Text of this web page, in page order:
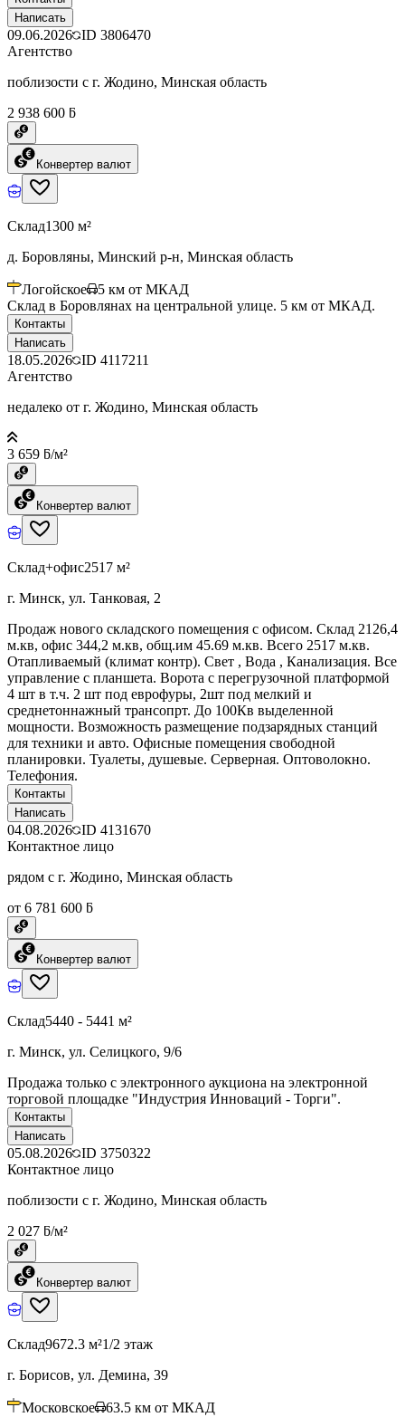
Написать
09.06.2026 ID 3806470
Агентство
поблизости с г. Жодино, Минская область
2 938 600 ƃ
Конвертер валют
Склад1300 м²
д. Боровляны, Минский р-н, Минская область
Логойское 5 км от МКАД
Склад в Боровлянах на центральной улице. 5 км от МКАД.
Контакты
Написать
18.05.2026 ID 4117211
Агентство
недалеко от г. Жодино, Минская область
3 659 ƃ/м²
Конвертер валют
Склад+офис2517 м²
г. Минск, ул. Танковая, 2
Продаж нового складского помещения с офисом. Склад 2126,4
м.кв, офис 344,2 м.кв, общ.им 45.69 м.кв. Всего 2517 м.кв.
Отапливаемый (климат контр). Свет , Вода , Канализация. Все
управление с планшета. Ворота с перегрузочной платформой
4 шт в т.ч. 2 шт под еврофуры, 2шт под мелкий и
среднетоннажный трансопрт. До 100Кв выделенной
мощности. Возможность размещение подзарядных станций
для техники и авто. Офисные помещения свободной
планировки. Туалеты, душевые. Серверная. Оптоволокно.
Телефония.
Контакты
Написать
04.08.2026 ID 4131670
Контактное лицо
рядом с г. Жодино, Минская область
от 6 781 600 ƃ
Конвертер валют
Склад5440 - 5441 м²
г. Минск, ул. Селицкого, 9/6
Продажа только с электронного аукциона на электронной
торговой площадке "Индустрия Инноваций - Торги".
Контакты
Написать
05.08.2026 ID 3750322
Контактное лицо
поблизости с г. Жодино, Минская область
2 027 ƃ/м²
Конвертер валют
Склад9672.3 м²1/2 этаж
г. Борисов, ул. Демина, 39
Московское 63.5 км от МКАД